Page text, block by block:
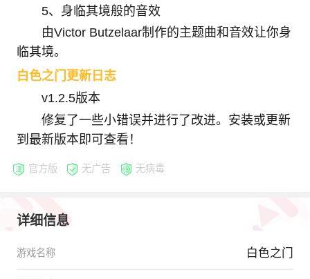
5、身临其境般的音效
由Victor Butzelaar制作的主题曲和音效让你身
临其境。
白色之门更新日志
v1.2.5版本
修复了一些小错误并进行了改进。安装或更新
到最新版本即可查看！
官方版 无广告 无病毒
详细信息
游戏名称 白色之门